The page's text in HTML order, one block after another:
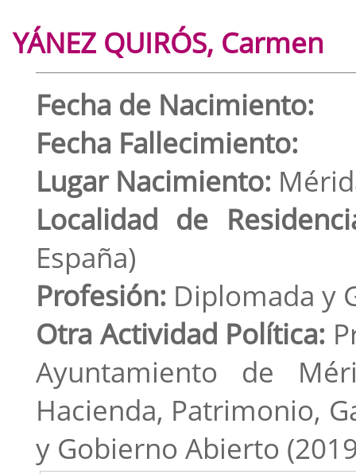
YÁNEZ QUIRÓS, Carmen
Fecha de Nacimiento:
Fecha Fallecimiento:
Lugar Nacimiento:
Localidad de
España)
Profesión: Diplomada y
Otra Actividad Política:
Ayuntamiento de
Hacienda, Patrimonio,
y Gobierno Abierto